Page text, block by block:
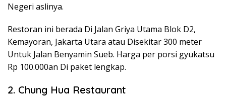
Negeri aslinya.
Restoran ini berada Di Jalan Griya Utama Blok D2,
Kemayoran, Jakarta Utara atau Disekitar 300 meter
Untuk Jalan Benyamin Sueb. Harga per porsi gyukatsu
Rp 100.000an Di paket lengkap.
2. Chung Hua Restaurant